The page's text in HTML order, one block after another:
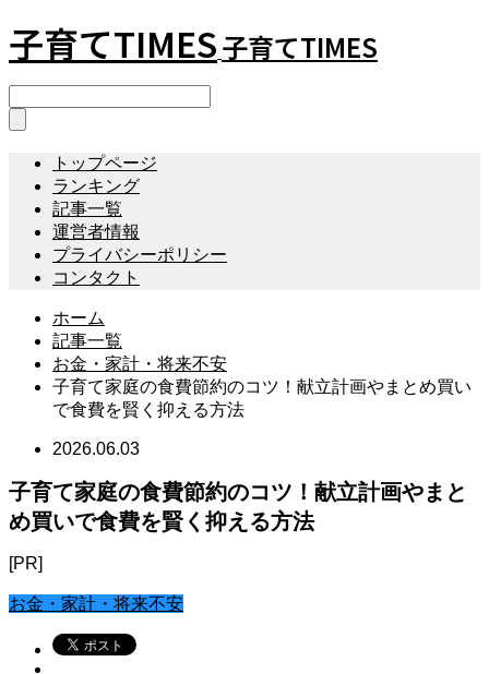
子育てTIMES子育てTIMES
トップページ
ランキング
記事一覧
運営者情報
プライバシーポリシー
コンタクト
ホーム
記事一覧
お金・家計・将来不安
子育て家庭の食費節約のコツ！献立計画やまとめ買い
で食費を賢く抑える方法
2026.06.03
子育て家庭の食費節約のコツ！献立計画やまと
め買いで食費を賢く抑える方法
[PR]
お金・家計・将来不安